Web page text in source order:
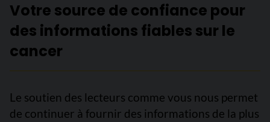
Votre source de confiance pour
des informations fiables sur le
cancer
Le soutien des lecteurs comme vous nous permet
de continuer à fournir des informations de la plus